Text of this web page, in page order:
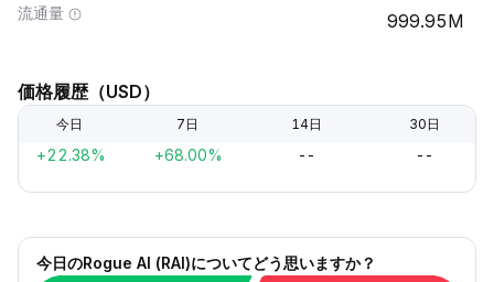
流通量 999.95M
価格履歴（USD）
今日 7日 14日 30日
+22.38% +68.00% -- --
今日のRogue AI (RAI)についてどう思いますか？